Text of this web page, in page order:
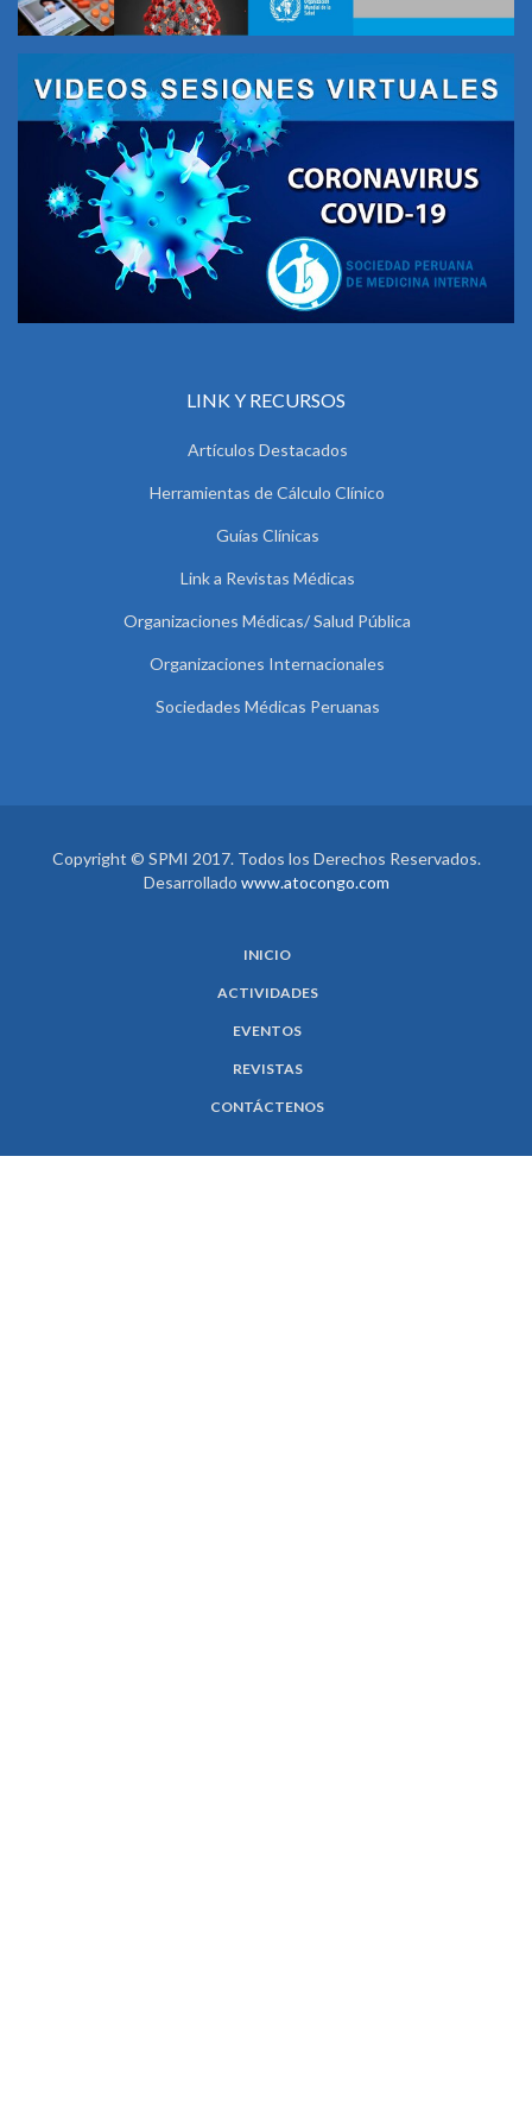
LINK Y RECURSOS
Artículos Destacados
Herramientas de Cálculo Clínico
Guías Clínicas
Link a Revistas Médicas
Organizaciones Médicas/ Salud Pública
Organizaciones Internacionales
Sociedades Médicas Peruanas
Copyright © SPMI 2017. Todos los Derechos Reservados.
Desarrollado www.atocongo.com
INICIO
ACTIVIDADES
EVENTOS
REVISTAS
CONTÁCTENOS